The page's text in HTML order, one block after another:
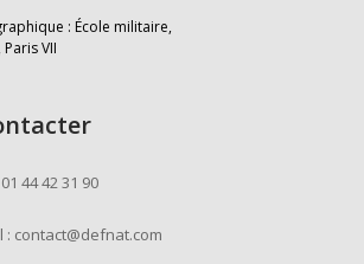
: École militaire,
VII
44 42 31 90
: contact@defnat.com